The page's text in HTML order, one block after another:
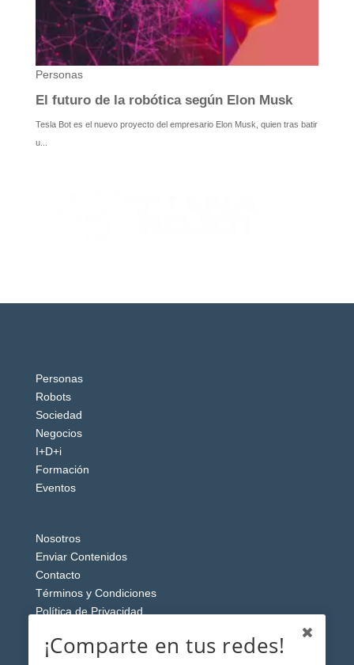
Personas
Robots
Sociedad
Negocios
I+D+i
Formación
Eventos
Nosotros
Enviar Contenidos
Contacto
Términos y Condiciones
Política de Privacidad
¡Comparte en tus redes!